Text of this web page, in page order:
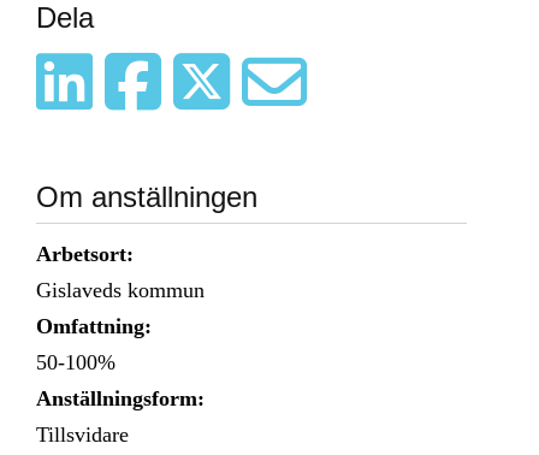
Dela
Om anställningen
Arbetsort:
Gislaveds kommun
Omfattning:
50-100%
Anställningsform:
Tillsvidare